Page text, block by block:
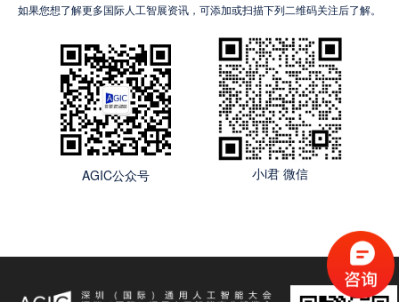
如果您想了解更多国际人工智展资讯，可添加或扫描下列二维码关注后了解。
AGIC公众号 小i君 微信